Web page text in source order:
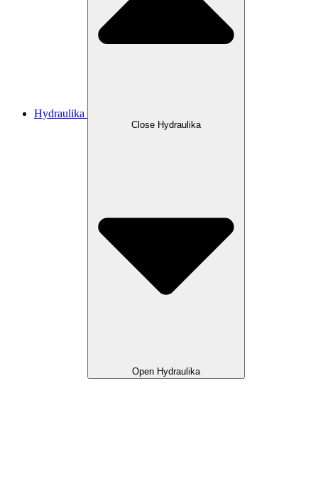
Hydraulika
Close Hydraulika
Open Hydraulika